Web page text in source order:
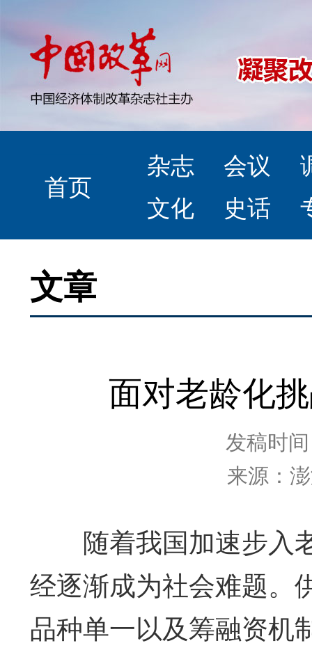
首页
杂志 会议
文化
史话
文章
面对老龄化
发稿时
来源：
随着我国加速步入
经逐渐成为社会难题。
品种单一以及筹融资机